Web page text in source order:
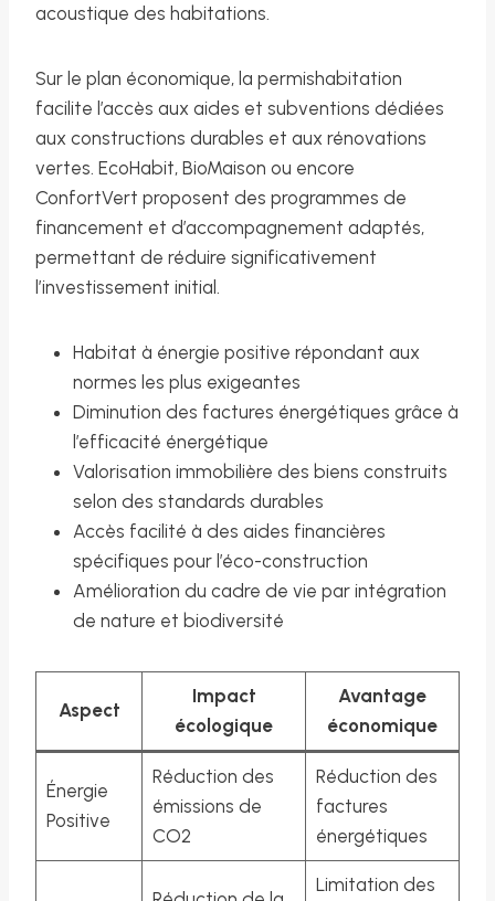
acoustique des habitations.
Sur le plan économique, la permishabitation
facilite l’accès aux aides et subventions dédiées
aux constructions durables et aux rénovations
vertes. EcoHabit, BioMaison ou encore
ConfortVert proposent des programmes de
financement et d’accompagnement adaptés,
permettant de réduire significativement
l’investissement initial.
Habitat à énergie positive répondant aux
normes les plus exigeantes
Diminution des factures énergétiques grâce à
l’efficacité énergétique
Valorisation immobilière des biens construits
selon des standards durables
Accès facilité à des aides financières
spécifiques pour l’éco-construction
Amélioration du cadre de vie par intégration
de nature et biodiversité
Aspect
Impact
écologique
Avantage
économique
Énergie
Positive
Réduction des
émissions de
CO2
Réduction des
factures
énergétiques
Limitation des